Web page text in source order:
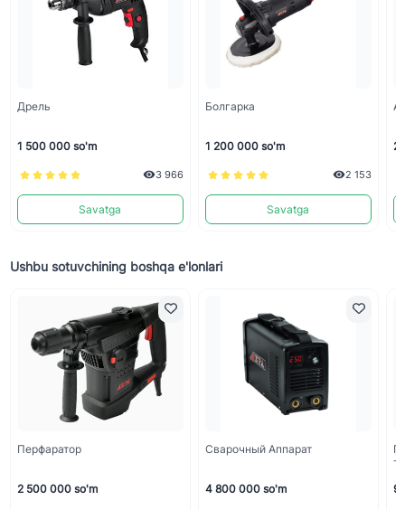
Дрель
1 500 000 so'm
3 966
Savatga
Болгарка
1 200 000 so'm
2 153
Savatga
2
Ushbu sotuvchining boshqa e'lonlari
Перфаратор
2 500 000 so'm
Сварочный Аппарат
4 800 000 so'm